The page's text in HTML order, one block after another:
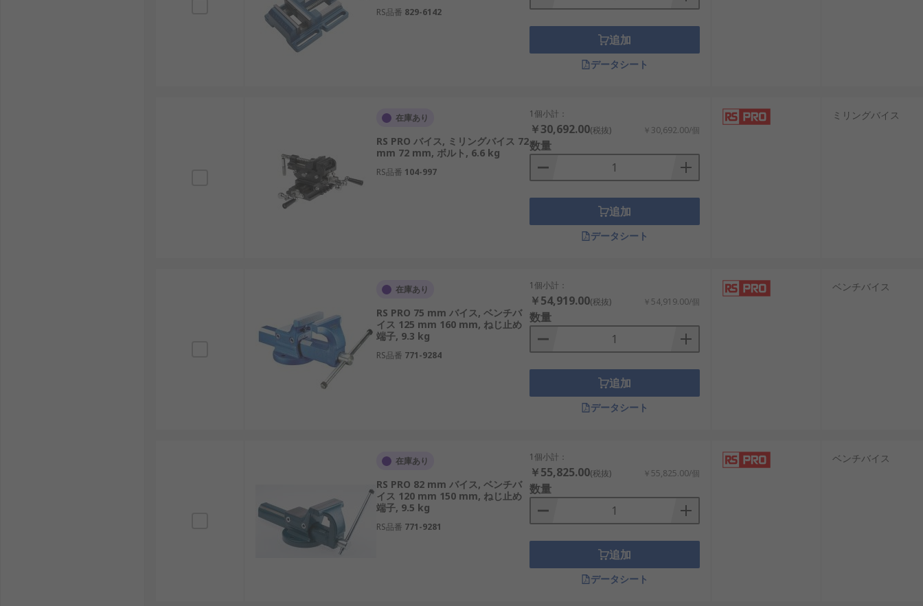
RS品番 829-6142
追加
データシート
在庫あり
RS PRO バイス, ミリングバイス 72
mm 72 mm, ボルト, 6.6 kg
RS品番 104-997
1個小計：
￥30,692.00(税抜) ￥30,692.00/個
数量
追加
データシート
ミリングバイス
在庫あり
RS PRO 75 mm バイス, ベンチバ
イス 125 mm 160 mm, ねじ止め
端子, 9.3 kg
RS品番 771-9284
1個小計：
￥54,919.00(税抜) ￥54,919.00/個
数量
追加
データシート
ベンチバイス
在庫あり
RS PRO 82 mm バイス, ベンチバ
イス 120 mm 150 mm, ねじ止め
端子, 9.5 kg
RS品番 771-9281
1個小計：
￥55,825.00(税抜) ￥55,825.00/個
数量
追加
データシート
ベンチバイス